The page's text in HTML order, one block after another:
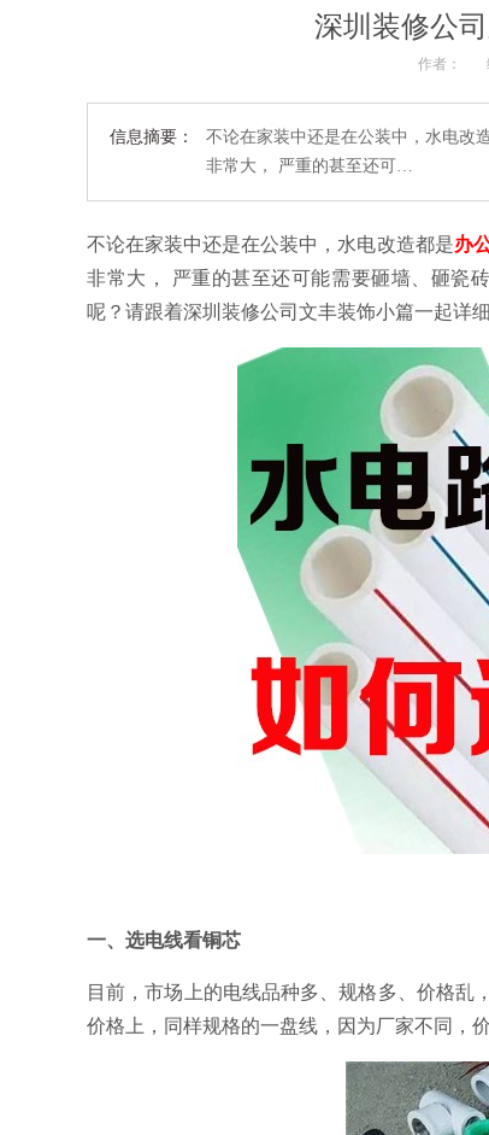
深圳装修公
作者：
信息摘要：
不论在家装中还是在公装中，水电改
非常大， 严重的甚至还可…
不论在家装中还是在公装中，水电改造都是办
非常大， 严重的甚至还可能需要砸墙、砸瓷
呢？请跟着深圳装修公司文丰装饰小篇一起详
一、选电线看铜芯
目前，市场上的电线品种多、规格多、价格乱
价格上，同样规格的一盘线，因为厂家不同，